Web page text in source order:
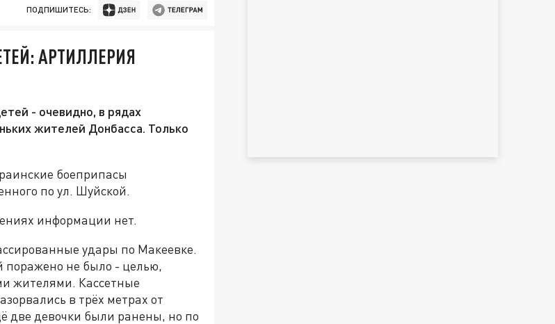
ПОДПИШИТЕСЬ:
АРТИЛЛЕРИЯ
- очевидно, в рядах
жителей Донбасса. Только
боеприпасы
по ул. Шуйской.
информации нет.
удары по Макеевке.
поражено не было - целью,
жителями. Кассетные
в трёх метрах от
две девочки были ранены, но по